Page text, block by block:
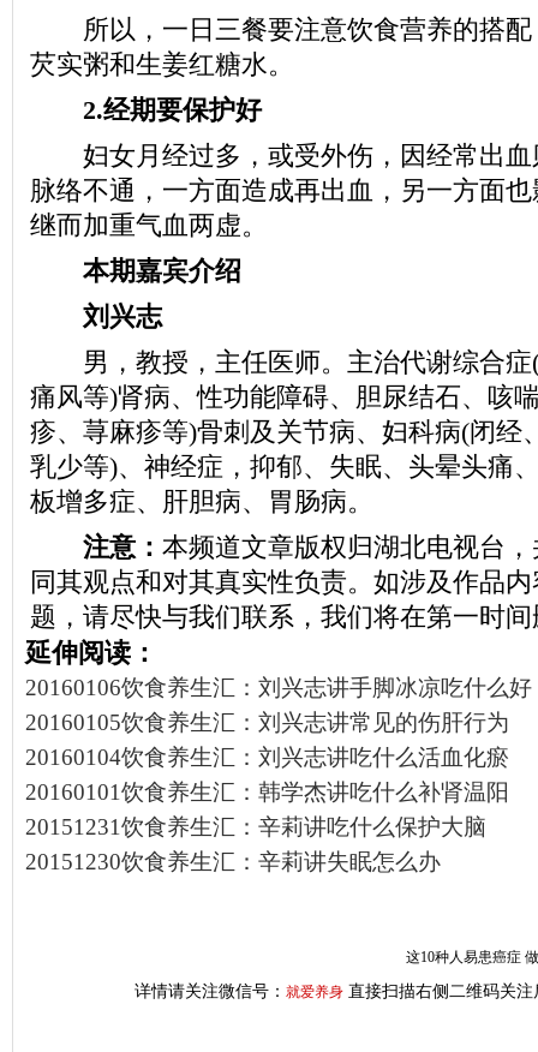
所以，一日三餐要注意饮食营养的搭配
芡实粥和生姜红糖水。
2.经期要保护好
妇女月经过多，或受外伤，因经常出血
脉络不通，一方面造成再出血，另一方面
继而加重气血两虚。
本期嘉宾介绍
刘兴志
男，教授，主任医师。主治代谢综合症
痛风等)肾病、性功能障碍、胆尿结石、咳
疹、荨麻疹等)骨刺及关节病、妇科病(闭经
乳少等)、神经症，抑郁、失眠、头晕头痛
板增多症、肝胆病、胃肠病。
注意： 本频道文章版权归湖北电视台
同其观点和对其真实性负责。如涉及作品
题，请尽快与我们联系，我们将在第一时
延伸阅读：
20160106饮食养生汇：刘兴志讲手脚冰凉吃什么好
20160105饮食养生汇：刘兴志讲常见的伤肝行为
20160104饮食养生汇：刘兴志讲吃什么活血化瘀
20160101饮食养生汇：韩学杰讲吃什么补肾温阳
20151231饮食养生汇：辛莉讲吃什么保护大脑
20151230饮食养生汇：辛莉讲失眠怎么办
这10种人易患癌症
详情请关注微信号： 就爱养身 直接扫描右侧二维码关注